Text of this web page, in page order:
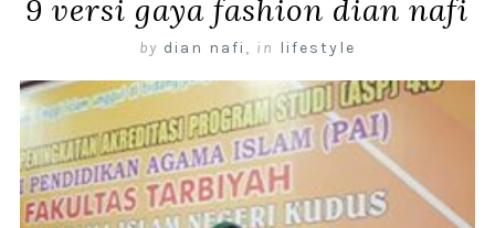
9 versi gaya fashion dian nafi
by dian nafi , in lifestyle